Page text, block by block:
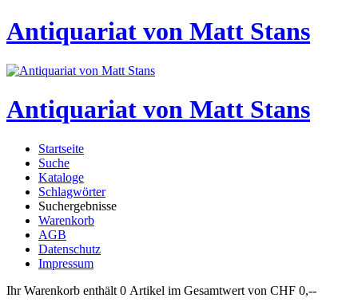
Antiquariat von Matt Stans
Antiquariat von Matt Stans
Startseite
Suche
Kataloge
Schlagwörter
Suchergebnisse
Warenkorb
AGB
Datenschutz
Impressum
Ihr Warenkorb enthält 0 Artikel im Gesamtwert von CHF 0,--